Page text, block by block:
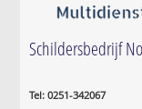
Schildersbedrijf
Tel: 0251-342067